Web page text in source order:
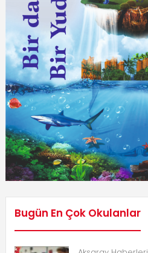
Bugün En Çok Okulanlar